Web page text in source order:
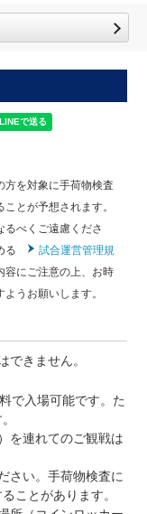
方を対象に手荷物検査
とが予想されます。
べくご遠慮くださ
る
試合運営管理規
容にご注意の上、お時
うお願いします。
きません。
で入場可能です。た
を連れてのご観戦は
さい。手荷物検査に
ことがあります。